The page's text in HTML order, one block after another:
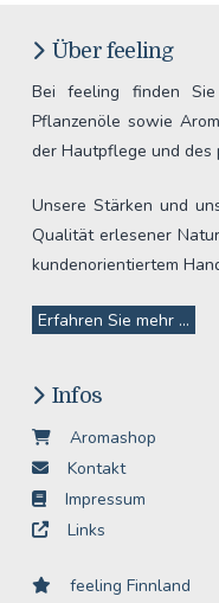
Über feeling
Bei feeling finden
Pflanzenöle sowie
der Hautpflege und des
Unsere Stärken und
Qualität erlesener
kundenorientiertem
Erfahren Sie mehr ...
Infos
Aromashop
Kontakt
Impressum
Links
feeling Finnland